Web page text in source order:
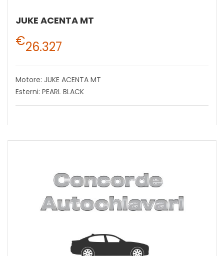
JUKE ACENTA MT
€26.327
Motore: JUKE ACENTA MT
Esterni: PEARL BLACK